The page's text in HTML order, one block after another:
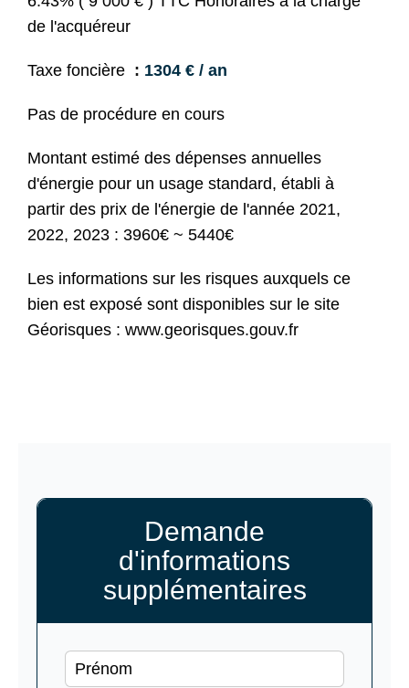
de l'acquéreur
Taxe foncière 1304 € / an
Pas de procédure en cours
Montant estimé des dépenses annuelles
d'énergie pour un usage standard, établi à
partir des prix de l'énergie de l'année 2021,
2022, 2023 : 3960€ ~ 5440€
Les informations sur les risques auxquels ce
bien est exposé sont disponibles sur le site
Géorisques : www.georisques.gouv.fr
Demande
d'informations
supplémentaires